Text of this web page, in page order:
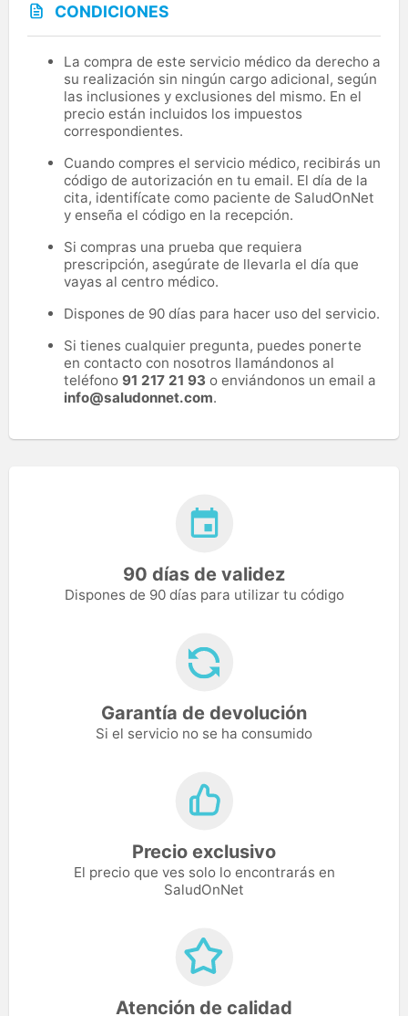
CONDICIONES
La compra de este servicio médico da derecho a
su realización sin ningún cargo adicional, según
las inclusiones y exclusiones del mismo. En el
precio están incluidos los impuestos
correspondientes.
Cuando compres el servicio médico, recibirás un
código de autorización en tu email. El día de la
cita, identifícate como paciente de SaludOnNet
y enseña el código en la recepción.
Si compras una prueba que requiera
prescripción, asegúrate de llevarla el día que
vayas al centro médico.
Dispones de 90 días para hacer uso del servicio.
Si tienes cualquier pregunta, puedes ponerte
en contacto con nosotros llamándonos al
teléfono 91 217 21 93 o enviándonos un email a
info@saludonnet.com.
90 días de validez
Dispones de 90 días para utilizar tu código
Garantía de devolución
Si el servicio no se ha consumido
Precio exclusivo
El precio que ves solo lo encontrarás en
SaludOnNet
Atención de calidad